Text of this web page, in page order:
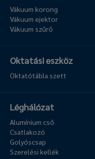
Vákuum korong
Vákuum ejektor
Vákuum szűrő
Oktatási eszköz
Oktatótábla szett
Léghálózat
Alumínium cső
Csatlakozó
Golyóscsap
Szerelési kellék